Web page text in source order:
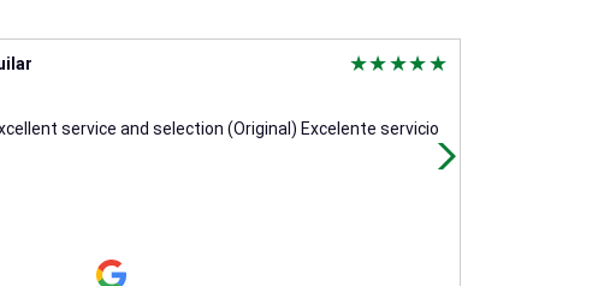
service and selection (Original) Excelente servicio